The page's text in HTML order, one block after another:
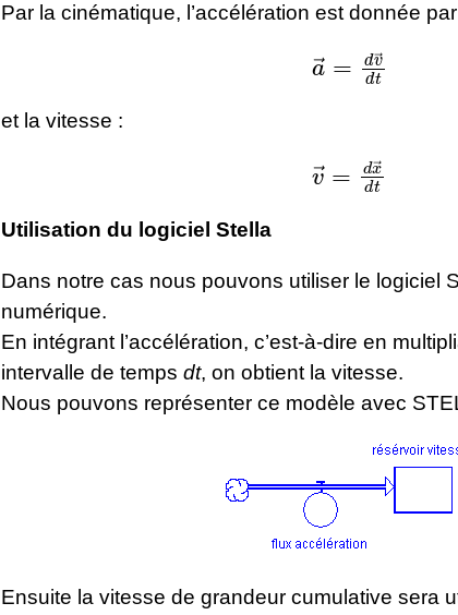
Par la cinématique, l’accélération est donnée
a =dv
et la vitesse :
v =dx
Utilisation du logiciel Stella
Dans notre cas nous pouvons utiliser le logiciel
numérique.
En intégrant l’accélération, c’est-à-dire en
intervalle de temps dt, on obtient la vitesse.
Nous pouvons représenter ce modèle avec
Ensuite la vitesse de grandeur cumulative sera